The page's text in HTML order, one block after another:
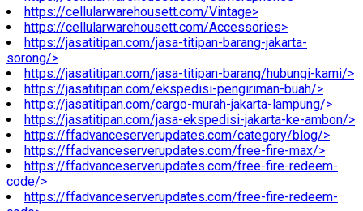
https://cellularwarehousett.com/Vintage>
https://cellularwarehousett.com/Accessories>
https://jasatitipan.com/jasa-titipan-barang-jakarta-
sorong/>
https://jasatitipan.com/jasa-titipan-barang/hubungi-kami/>
https://jasatitipan.com/ekspedisi-pengiriman-buah/>
https://jasatitipan.com/cargo-murah-jakarta-lampung/>
https://jasatitipan.com/jasa-ekspedisi-jakarta-ke-ambon/>
https://ffadvanceserverupdates.com/category/blog/>
https://ffadvanceserverupdates.com/free-fire-max/>
https://ffadvanceserverupdates.com/free-fire-redeem-
code/>
https://ffadvanceserverupdates.com/free-fire-redeem-